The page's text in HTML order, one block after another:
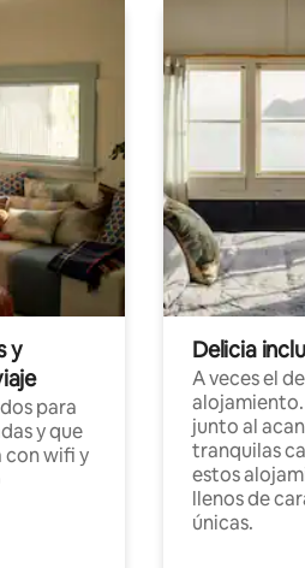
y
para
y que
con wifi y
Delicia
A veces el
junto al
tranquilas
estos
llenos de
únicas.